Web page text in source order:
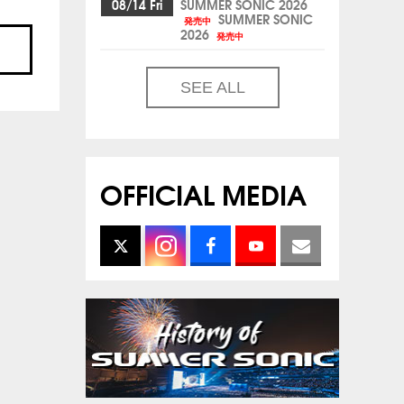
08/14 Fri SUMMER SONIC 2026
発売中 SUMMER SONIC
2026 発売中
SEE ALL
OFFICIAL MEDIA